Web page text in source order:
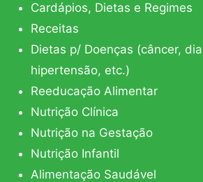
Cardápios, Dietas e Regimes
Receitas
Dietas p/ Doenças (câncer,
hipertensão, etc.)
Reeducação Alimentar
Nutrição Clínica
Nutrição na Gestação
Nutrição Infantil
Alimentação Saudável